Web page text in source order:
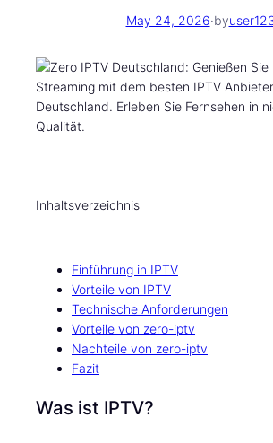
May 24, 2026·by
Inhaltsverzeichnis
Einführung in IPTV
Vorteile von IPTV
Technische Anforderungen
Vorteile von zero-iptv
Nachteile von zero-iptv
Fazit
Was ist IPTV?